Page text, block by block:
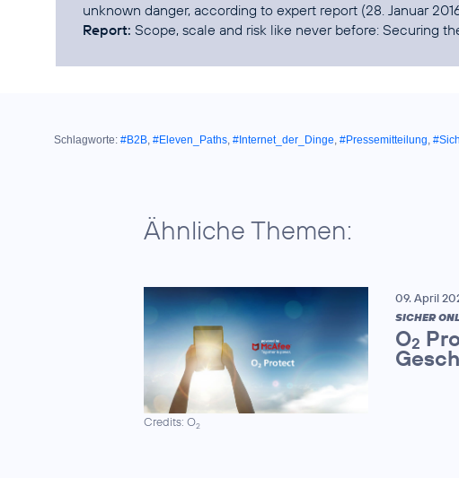
unknown danger, according to expert report
Report: Scope, scale and risk like never before: Securing
Schlagworte: #B2B, #Eleven_Paths, #Internet_der_Dinge, #Pressemitteilung,
Ähnliche Themen:
Credits: O2
09. April
SICHER
O2